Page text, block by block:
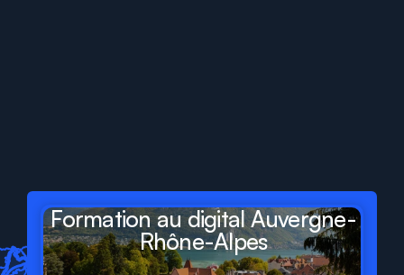
deFrance
Formation au digital Auvergne-
Rhône-Alpes